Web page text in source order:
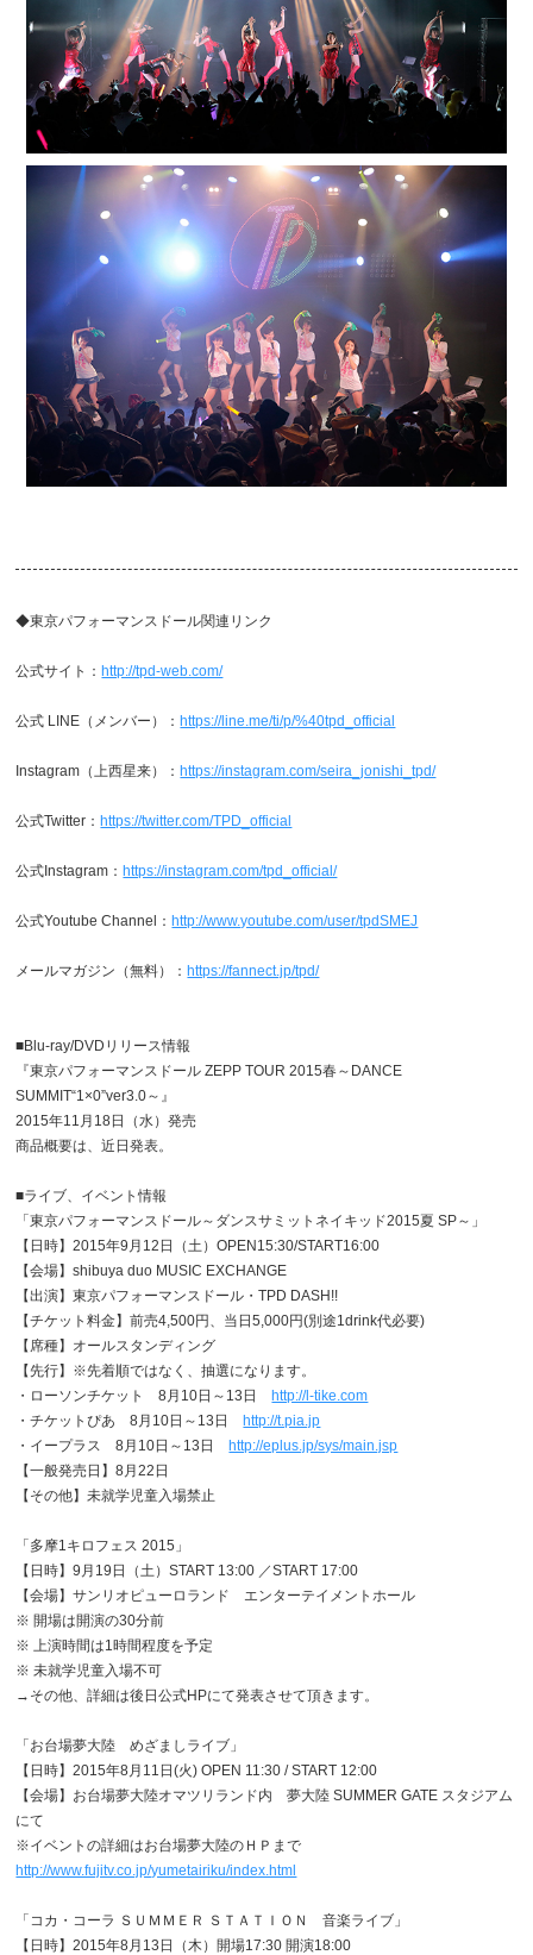
◆東京パフォーマンスドール関連リンク
公式サイト：http://tpd-web.com/
公式 LINE（メンバー）：https://line.me/ti/p/%40tpd_official
Instagram（上西星来）：https://instagram.com/seira_jonishi_tpd/
公式Twitter：https://twitter.com/TPD_official
公式Instagram：https://instagram.com/tpd_official/
公式Youtube Channel：http://www.youtube.com/user/tpdSMEJ
メールマガジン（無料）：https://fannect.jp/tpd/
■Blu-ray/DVDリリース情報
『東京パフォーマンスドール ZEPP TOUR 2015春～DANCE
SUMMIT“1×0”ver3.0～』
2015年11月18日（水）発売
商品概要は、近日発表。
■ライブ、イベント情報
「東京パフォーマンスドール～ダンスサミットネイキッド2015夏 SP～」
【日時】2015年9月12日（土）OPEN15:30/START16:00
【会場】shibuya duo MUSIC EXCHANGE
【出演】東京パフォーマンスドール・TPD DASH!!
【チケット料金】前売4,500円、当日5,000円(別途1drink代必要)
【席種】オールスタンディング
【先行】※先着順ではなく、抽選になります。
・ローソンチケット 8月10日～13日http://l-tike.com
・チケットぴあ 8月10日～13日http://t.pia.jp
・イープラス 8月10日～13日http://eplus.jp/sys/main.jsp
【一般発売日】8月22日
【その他】未就学児童入場禁止
「多摩1キロフェス 2015」
【日時】9月19日（土）START 13:00 ／START 17:00
【会場】サンリオピューロランド エンターテイメントホール
※ 開場は開演の30分前
※ 上演時間は1時間程度を予定
※ 未就学児童入場不可
→その他、詳細は後日公式HPにて発表させて頂きます。
「お台場夢大陸 めざましライブ」
【日時】2015年8月11日(火) OPEN 11:30 / START 12:00
【会場】お台場夢大陸オマツリランド内 夢大陸 SUMMER GATE スタジアム
にて
※イベントの詳細はお台場夢大陸のＨＰまで
http://www.fujitv.co.jp/yumetairiku/index.html
「コカ・コーラ ＳＵＭＭＥＲ ＳＴＡＴＩＯＮ 音楽ライブ」
【日時】2015年8月13日（木）開場17:30 開演18:00